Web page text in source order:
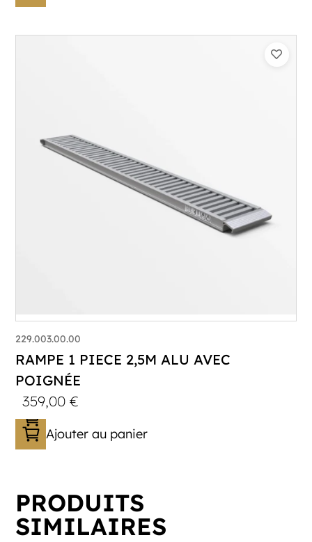
229.003.00.00
RAMPE 1 PIECE 2,5M ALU AVEC
POIGNÉE
359,00€
Ajouter au panier
PRODUITS
SIMILAIRES